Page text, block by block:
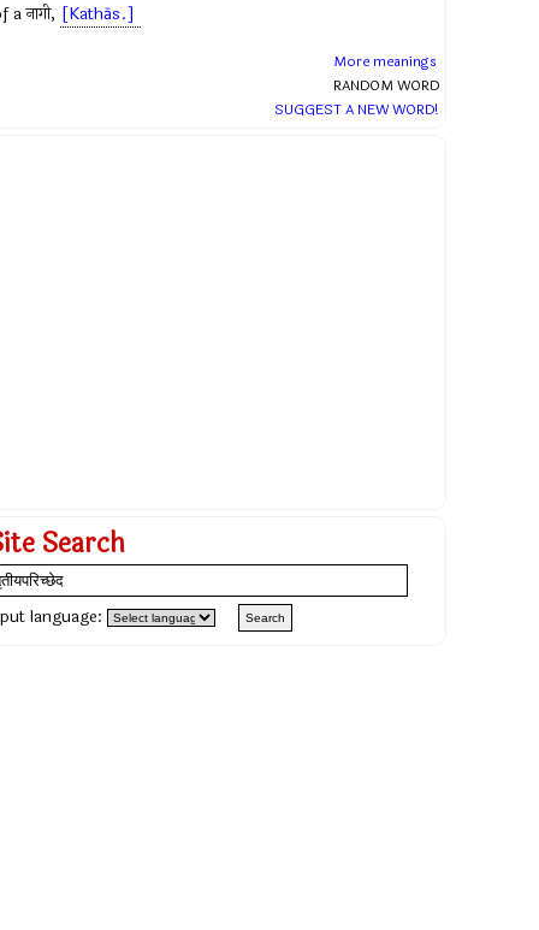
aनागी, [Kathās.]
More meanings
RANDOM WORD
SUGGEST A NEW WORD!
Search
language: